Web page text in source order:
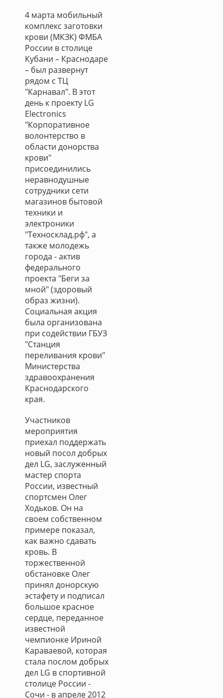
4 марта мобильный
комплекс заготовки
крови (МКЗК) ФМБА
России в столице
Кубани – Краснодаре
– был развернут
рядом с ТЦ
"Карнавал". В этот
день к проекту LG
Electronics
"Корпоративное
волонтерство в
области донорства
крови"
присоединились
неравнодушные
сотрудники сети
магазинов бытовой
техники и
электроники
"Техносклад.рф", а
также молодежь
города - актив
федерального
проекта "Беги за
мной" (здоровый
образ жизни).
Социальная акция
была организована
при содействии ГБУЗ
"Станция
переливания крови"
Министерства
здравоохранения
Краснодарского
края.
Участников
мероприятия
приехал поддержать
новый посол добрых
дел LG, заслуженный
мастер спорта
России, известный
спортсмен Олег
Ходьков. Он на
своем собственном
примере показал,
как важно сдавать
кровь. В
торжественной
обстановке Олег
принял донорскую
эстафету и подписал
большое красное
сердце, переданное
известной
чемпионке Ириной
Караваевой, которая
стала послом добрых
дел LG в спортивной
столице России -
Сочи - в апреле 2012